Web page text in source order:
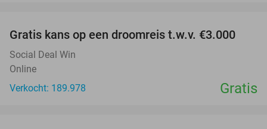
Gratis kans op een droomreis t.w.v. €3.000
Social Deal Win
Online
Verkocht: 189.978
Gratis